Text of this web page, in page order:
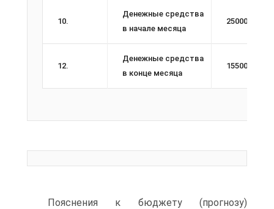
10.
Денежные средства
в начале месяца
25000
12.
Денежные средства
в конце месяца
15500
Пояснения к бюджету (прогнозу)